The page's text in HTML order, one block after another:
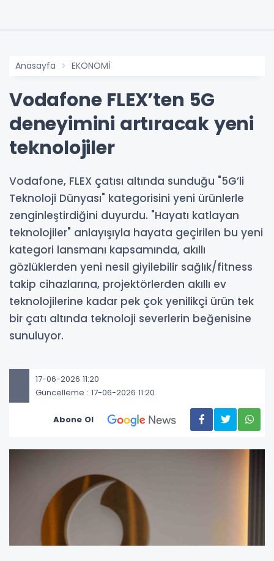
Anasayfa EKONOMİ
Vodafone FLEX’ten 5G
deneyimini artıracak yeni
teknolojiler
Vodafone, FLEX çatısı altında sunduğu "5G’li
Teknoloji Dünyası" kategorisini yeni ürünlerle
zenginleştirdiğini duyurdu. "Hayatı katlayan
teknolojiler" anlayışıyla hayata geçirilen bu yeni
kategori lansmanı kapsamında, akıllı
gözlüklerden yeni nesil giyilebilir sağlık/fitness
takip cihazlarına, projektörlerden akıllı ev
teknolojilerine kadar pek çok yenilikçi ürün tek
bir çatı altında teknoloji severlerin beğenisine
sunuluyor.
17-06-2026 11:20
Güncelleme : 17-06-2026 11:20
Abone Ol